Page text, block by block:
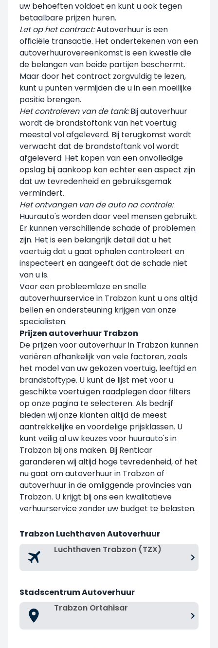
uw behoeften voldoet en kunt u ook tegen
betaalbare prijzen huren.
Let op het contract:Autoverhuur is een
officiële transactie. Het ondertekenen van een
autoverhuurovereenkomst is een kwestie die
de belangen van beide partijen beschermt.
Maar door het contract zorgvuldig te lezen,
kunt u punten vermijden die u in een moeilijke
positie brengen.
Het controleren van de tank:Bij autoverhuur
wordt de brandstoftank van het voertuig
meestal vol afgeleverd. Bij terugkomst wordt
verwacht dat de brandstoftank vol wordt
afgeleverd. Het kopen van een onvolledige
opslag bij aankoop kan echter een aspect zijn
dat uw tevredenheid en gebruiksgemak
vermindert.
Het ontvangen van de auto na controle:
Huurauto's worden door veel mensen gebruikt.
Er kunnen verschillende schade of problemen
zijn. Het is een belangrijk detail dat u het
voertuig dat u gaat ophalen controleert en
inspecteert en aangeeft dat de schade niet
van u is.
Voor een probleemloze en snelle
autoverhuurservice in Trabzon kunt u ons altijd
bellen en ondersteuning krijgen van onze
specialisten.
Prijzen autoverhuur Trabzon
De prijzen voor autoverhuur in Trabzon kunnen
variëren afhankelijk van vele factoren, zoals
het model van uw gekozen voertuig, leeftijd en
brandstoftype. U kunt de lijst met voor u
geschikte voertuigen raadplegen door filters
op onze pagina te selecteren. Als bedrijf
bieden wij onze klanten altijd de meest
aantrekkelijke en voordelige prijsklassen. U
kunt veilig al uw keuzes voor huurauto's in
Trabzon bij ons maken. Bij RentIcar
garanderen wij altijd hoge tevredenheid, of het
nu gaat om autoverhuur in Trabzon of
autoverhuur in de omliggende provincies van
Trabzon. U krijgt bij ons een kwalitatieve
verhuurservice zonder uw budget te belasten.
Trabzon Luchthaven Autoverhuur
Luchthaven Trabzon (TZX)
Stadscentrum Autoverhuur
Trabzon Ortahisar